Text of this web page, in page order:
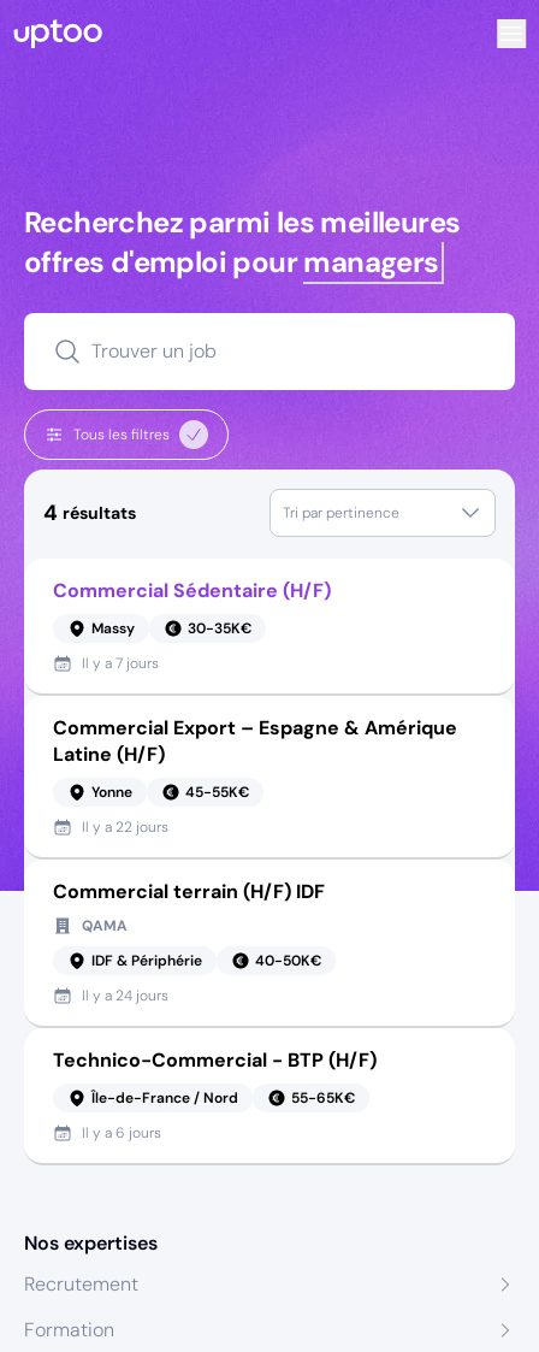
Recherchez parmi les meilleures
Recherchez parmi les meilleures
offres d'emploi pourmanagers
Trouver un job
Tous les filtres
4 résultats Tri par pertinence
Commercial Sédentaire (H/F)
Massy
30-35K€
Il y a7 jours
Commercial Export – Espagne & Amérique
Latine (H/F)
Yonne
45-55K€
Il y a 22 jours
Commercial terrain (H/F) IDF
QAMA
IDF & Périphérie
40-50K€
Il y a 24 jours
Technico-Commercial - BTP (H/F)
Île-de-France / Nord
55-65K€
Il y a6 jours
Nos expertises
Recrutement
Formation